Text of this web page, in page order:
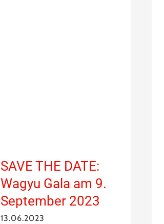
SAVE THE DATE:
Wagyu Gala am 9.
September 2023
13.06.2023